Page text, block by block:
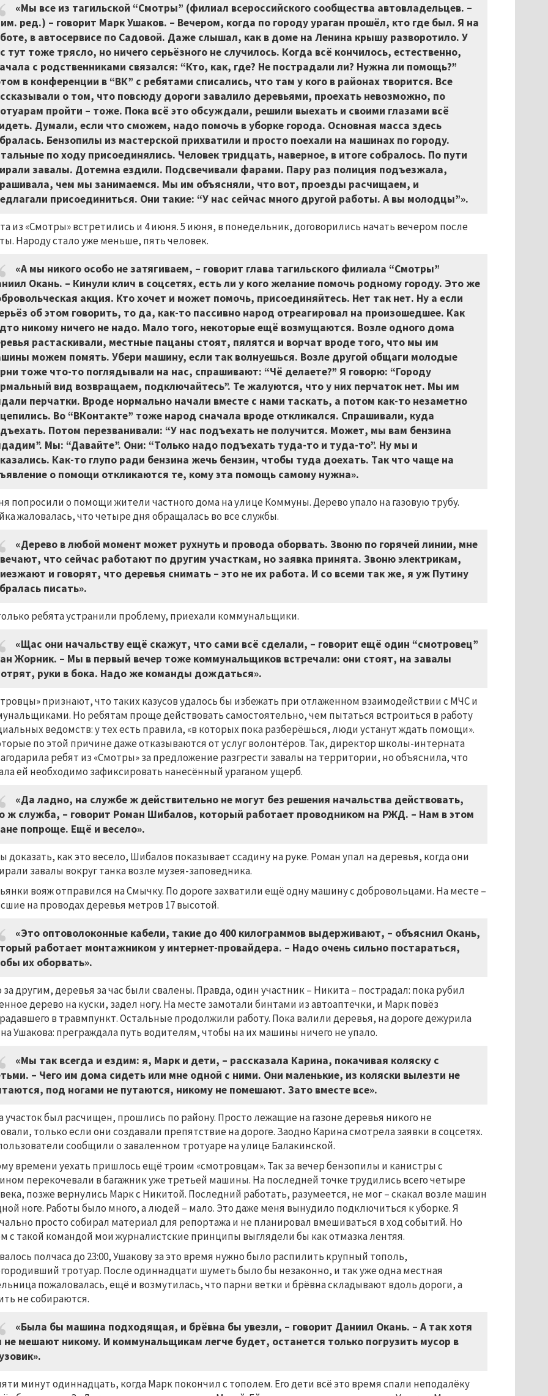
«Мы все из тагильской “Смотры” (филиал всероссийского сообщества автовладельцев. –
ред.) – говорит Марк Ушаков. – Вечером, когда по городу ураган прошёл, кто где был. Я на
в автосервисе по Садовой. Даже слышал, как в доме на Ленина крышу разворотило. У
тут тоже трясло, но ничего серьёзного не случилось. Когда всё кончилось, естественно,
с родственниками связался: “Кто, как, где? Не пострадали ли? Нужна ли помощь?”
в конференции в “ВК” с ребятами списались, что там у кого в районах творится. Все
о том, что повсюду дороги завалило деревьями, проехать невозможно, по
пройти – тоже. Пока всё это обсуждали, решили выехать и своими глазами всё
Думали, если что сможем, надо помочь в уборке города. Основная масса здесь
Бензопилы из мастерской прихватили и просто поехали на машинах по городу.
по ходу присоединялись. Человек тридцать, наверное, в итоге собралось. По пути
завалы. Дотемна ездили. Подсвечивали фарами. Пару раз полиция подъезжала,
чем мы занимаемся. Мы им объясняли, что вот, проезды расчищаем, и
присоединиться. Они такие: “У нас сейчас много другой работы. А вы молодцы”».
из «Смотры» встретились и 4 июня. 5 июня, в понедельник, договорились начать вечером после
Народу стало уже меньше, пять человек.
«А мы никого особо не затягиваем, – говорит глава тагильского филиала “Смотры”
Окань. – Кинули клич в соцсетях, есть ли у кого желание помочь родному городу. Это же
акция. Кто хочет и может помочь, присоединяйтесь. Нет так нет. Ну а если
об этом говорить, то да, как-то пассивно народ отреагировал на произошедшее. Как
никому ничего не надо. Мало того, некоторые ещё возмущаются. Возле одного дома
растаскивали, местные пацаны стоят, пялятся и ворчат вроде того, что мы им
можем помять. Убери машину, если так волнуешься. Возле другой общаги молодые
тоже что-то поглядывали на нас, спрашивают: “Чё делаете?” Я говорю: “Городу
вид возвращаем, подключайтесь”. Те жалуются, что у них перчаток нет. Мы им
перчатки. Вроде нормально начали вместе с нами таскать, а потом как-то незаметно
Во “ВКонтакте” тоже народ сначала вроде откликался. Спрашивали, куда
Потом перезванивали: “У нас подъехать не получится. Может, мы вам бензина
Мы: “Давайте”. Они: “Только надо подъехать туда-то и туда-то”. Ну мы и
Как-то глупо ради бензина жечь бензин, чтобы туда доехать. Так что чаще на
о помощи откликаются те, кому эта помощь самому нужна».
попросили о помощи жители частного дома на улице Коммуны. Дерево упало на газовую трубу.
жаловалась, что четыре дня обращалась во все службы.
«Дерево в любой момент может рухнуть и провода оборвать. Звоню по горячей линии, мне
что сейчас работают по другим участкам, но заявка принята. Звоню электрикам,
и говорят, что деревья снимать – это не их работа. И со всеми так же, я уж Путину
писать».
ребята устранили проблему, приехали коммунальщики.
«Щас они начальству ещё скажут, что сами всё сделали, – говорит ещё один “смотровец”
Жорник. – Мы в первый вечер тоже коммунальщиков встречали: они стоят, на завалы
руки в бока. Надо же команды дождаться».
признают, что таких казусов удалось бы избежать при отлаженном взаимодействии с МЧС и
Но ребятам проще действовать самостоятельно, чем пытаться встроиться в работу
ведомств: у тех есть правила, «в которых пока разберёшься, люди устанут ждать помощи».
по этой причине даже отказываются от услуг волонтёров. Так, директор школы-интерната
ребят из «Смотры» за предложение разгрести завалы на территории, но объяснила, что
ей необходимо зафиксировать нанесённый ураганом ущерб.
«Да ладно, на службе ж действительно не могут без решения начальства действовать,
ж служба, – говорит Роман Шибалов, который работает проводником на РЖД. – Нам в этом
попроще. Ещё и весело».
доказать, как это весело, Шибалов показывает ссадину на руке. Роман упал на деревья, когда они
завалы вокруг танка возле музея-заповедника.
вояж отправился на Смычку. По дороге захватили ещё одну машину с добровольцами. На месте –
на проводах деревья метров 17 высотой.
«Это оптоволоконные кабели, такие до 400 килограммов выдерживают, – объяснил Окань,
работает монтажником у интернет-провайдера. – Надо очень сильно постараться,
их оборвать».
другим, деревья за час были свалены. Правда, один участник – Никита – пострадал: пока рубил
дерево на куски, задел ногу. На месте замотали бинтами из автоаптечки, и Марк повёз
в травмпункт. Остальные продолжили работу. Пока валили деревья, на дороге дежурила
Ушакова: преграждала путь водителям, чтобы на их машины ничего не упало.
«Мы так всегда и ездим: я, Марк и дети, – рассказала Карина, покачивая коляску с
– Чего им дома сидеть или мне одной с ними. Они маленькие, из коляски вылезти не
под ногами не путаются, никому не помешают. Зато вместе все».
участок был расчищен, прошлись по району. Просто лежащие на газоне деревья никого не
только если они создавали препятствие на дороге. Заодно Карина смотрела заявки в соцсетях.
сообщили о заваленном тротуаре на улице Балакинской.
времени уехать пришлось ещё троим «смотровцам». Так за вечер бензопилы и канистры с
перекочевали в багажник уже третьей машины. На последней точке трудились всего четыре
позже вернулись Марк с Никитой. Последний работать, разумеется, не мог – скакал возле машин
ноге. Работы было много, а людей – мало. Это даже меня вынудило подключиться к уборке. Я
просто собирал материал для репортажа и не планировал вмешиваться в ход событий. Но
с такой командой мои журналистские принципы выглядели бы как отмазка лентяя.
полчаса до 23:00, Ушакову за это время нужно было распилить крупный тополь,
тротуар. После одиннадцати шуметь было бы незаконно, и так уже одна местная
пожаловалась, ещё и возмутилась, что парни ветки и брёвна складывают вдоль дороги, а
не собираются.
«Была бы машина подходящая, и брёвна бы увезли, – говорит Даниил Окань. – А так хотя
не мешают никому. И коммунальщикам легче будет, останется только погрузить мусор в
минут одиннадцать, когда Марк покончил с тополем. Его дети всё это время спали неподалёку